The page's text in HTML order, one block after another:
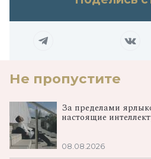
Не пропустите
За пределами
настоящие
08.08.2026